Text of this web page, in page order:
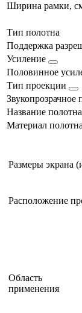
Ширина рамки,
Тип полотна
Поддержка
Усиление
Половинное
Тип проекции
Звукопрозрачное
Название полотна
Материал
Размеры экрана
Расположение
Область
применения